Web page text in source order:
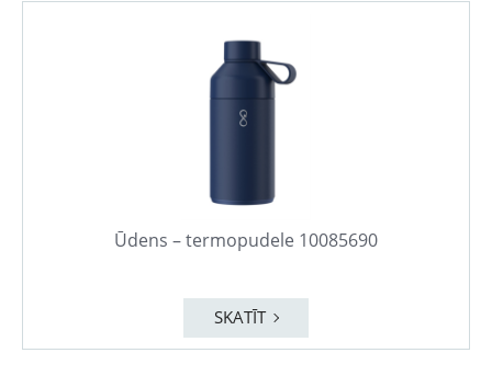
Ūdens – termopudele 10085690
SKATĪT